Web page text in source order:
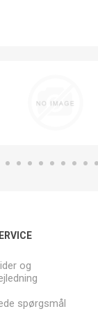
og
spørgsmål